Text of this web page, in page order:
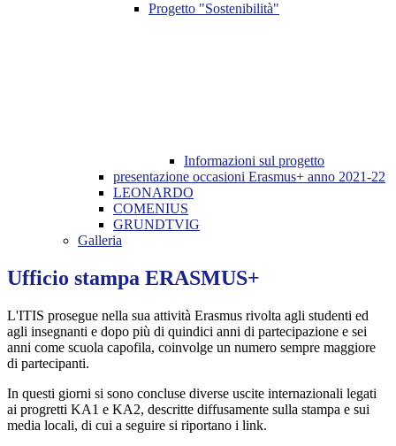
Progetto "Sostenibilità"
Informazioni sul progetto
presentazione occasioni Erasmus+ anno 2021-22
LEONARDO
COMENIUS
GRUNDTVIG
Galleria
Ufficio stampa ERASMUS+
L'ITIS prosegue nella sua attività Erasmus rivolta agli studenti ed
agli insegnanti e dopo più di quindici anni di partecipazione e sei
anni come scuola capofila, coinvolge un numero sempre maggiore
di partecipanti.
In questi giorni si sono concluse diverse uscite internazionali legati
ai progretti KA1 e KA2, descritte diffusamente sulla stampa e sui
media locali, di cui a seguire si riportano i link.